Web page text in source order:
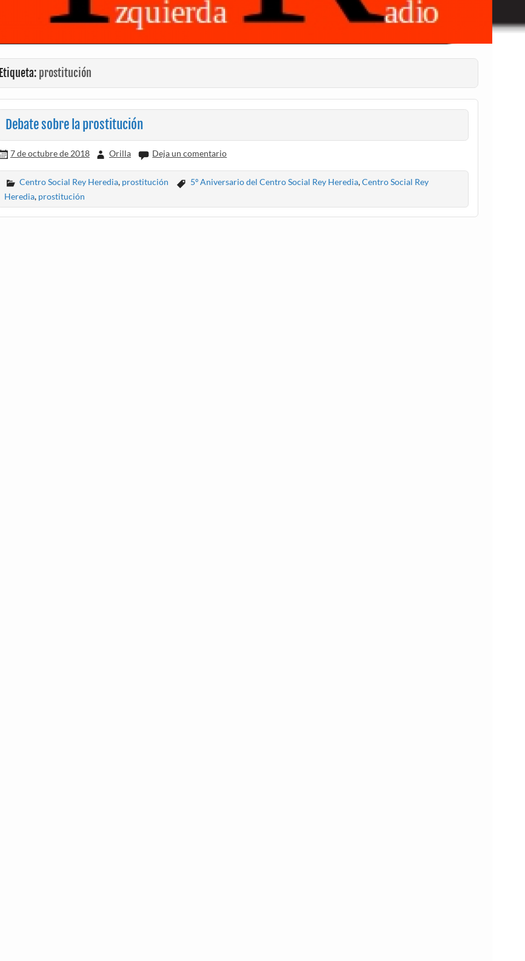
Etiqueta: prostitución
Debate sobre la prostitución
7 de octubre de 2018 Orilla Deja un comentario
Centro Social Rey Heredia, prostitución 5º Aniversario del Centro Social Rey Heredia,Centro Social Rey
Heredia, prostitución